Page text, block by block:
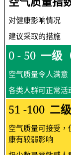
对健康影响情况
建议采取的措施
0 - 50 一级
空气质量令人满
各类人群可正常活
51 -100 二
空气质量可接受
康有较弱影响